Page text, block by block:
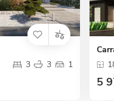
3 3 1
5